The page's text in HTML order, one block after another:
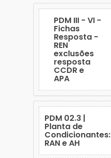
PDM III - VI -
Fichas
Resposta -
REN
exclusões
resposta
CCDR e
APA
PDM 02.3 |
Planta de
Condicionantes:
RAN e AH